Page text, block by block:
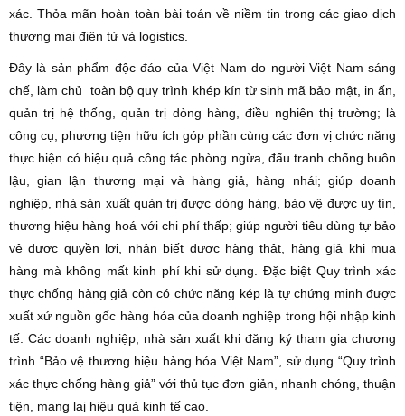
xác. Thỏa mãn hoàn toàn bài toán về niềm tin trong các giao dịch
thương mại điện tử và logistics.
Đây là sản phẩm độc đáo của Việt Nam do người Việt Nam sáng
chế, làm chủ toàn bộ quy trình khép kín từ sinh mã bảo mật, in ấn,
quản trị hệ thống, quản trị dòng hàng, điều nghiên thị trường; là
công cụ, phương tiện hữu ích góp phần cùng các đơn vị chức năng
thực hiện có hiệu quả công tác phòng ngừa, đấu tranh chống buôn
lậu, gian lận thương mại và hàng giả, hàng nhái; giúp doanh
nghiệp, nhà sản xuất quản trị được dòng hàng, bảo vệ được uy tín,
thương hiệu hàng hoá với chi phí thấp; giúp người tiêu dùng tự bảo
vệ được quyền lợi, nhận biết được hàng thật, hàng giả khi mua
hàng mà không mất kinh phí khi sử dụng. Đặc biệt Quy trình xác
thực chống hàng giả còn có chức năng kép là tự chứng minh được
xuất xứ nguồn gốc hàng hóa của doanh nghiệp trong hội nhập kinh
tế. Các doanh nghiệp, nhà sản xuất khi đăng ký tham gia chương
trình “Bảo vệ thương hiệu hàng hóa Việt Nam”, sử dụng “Quy trình
xác thực chống hàng giả” với thủ tục đơn giản, nhanh chóng, thuận
tiện, mang laị hiệu quả kinh tế cao.